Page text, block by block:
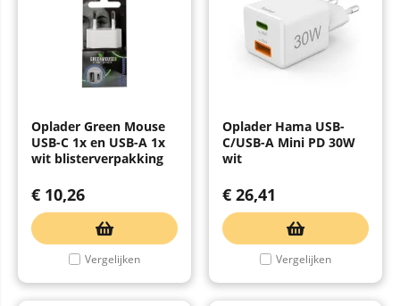
Oplader Green Mouse
USB-C 1x en USB-A 1x
wit blisterverpakking
€ 10,26
Vergelijken
Oplader Hama USB-
C/USB-A Mini PD 30W
wit
€ 26,41
Vergelijken